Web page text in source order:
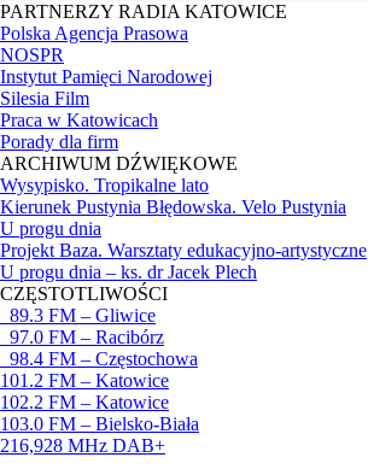
PARTNERZY RADIA KATOWICE
Polska Agencja Prasowa
NOSPR
Instytut Pamięci Narodowej
Silesia Film
Praca w Katowicach
Porady dla firm
ARCHIWUM DŹWIĘKOWE
Wysypisko. Tropikalne lato
Kierunek Pustynia Błędowska. Velo Pustynia
U progu dnia
Projekt Baza. Warsztaty edukacyjno-artystyczne
U progu dnia – ks. dr Jacek Plech
CZĘSTOTLIWOŚCI
89.3 FM – Gliwice
97.0 FM – Racibórz
98.4 FM – Częstochowa
101.2 FM – Katowice
102.2 FM – Katowice
103.0 FM – Bielsko-Biała
216,928 MHz DAB+